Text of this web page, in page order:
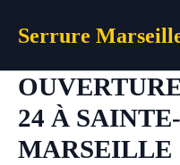
Serrure
24 À
MARSEILLE